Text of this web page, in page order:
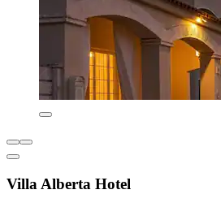
Villa Alberta Hotel